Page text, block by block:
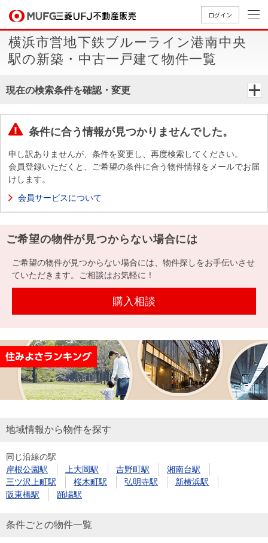
ログイン
買いたいTOP
中古
マン
ンを
探す
築・
一戸
建て
す
用
物
件
を
す
件を
探す
購入向け
サービス
住宅ロー
ンシミュ
住まい1プ
ラス（お
売りたいTOP
無
料
定
却
談
売却
金額
試算
売却向け
周辺相場
住まい1プ
住まいと
暮らしの
（電子ブ
売却ガイ
ド
店舗案内TOP
店舗のご
案内（首
案内（名
案内（関
会社情報TOP
ごあいさ
つ
要
Way
経営ビジ
ョン
組織図
役員一
沿革
本社地
図
（電子ブ
ック版）
採用情報TOP
新卒採用
情報
採用情報
買いたい
売りたい
店舗案内
会社情報
採用情報
提携企業にお勤めの方
閉じる
横浜市営地下鉄ブルーライン港南中央
駅の新築・中古一戸建て物件一覧
現在の検索条件を確認・変更
条件に合う情報が見つかりませんでした。
申し訳ありませんが、条件を変更し、再度検索してください。
会員登録いただくと、ご希望の条件に合う物件情報をメールでお届
けします。
会員サービスについて
ご希望の物件が見つからない場合には
ご希望の物件が見つからない場合には、物件探しをお手伝いさせ
ていただきます。ご相談はお気軽に！
購入相談
地域情報から物件を探す
同じ沿線の駅
岸根公園駅
上大岡駅 吉野町駅
湘南台駅
三ツ沢上町駅
桜木町駅 弘明寺駅
新横浜駅
阪東橋駅
踊場駅
条件ごとの物件一覧